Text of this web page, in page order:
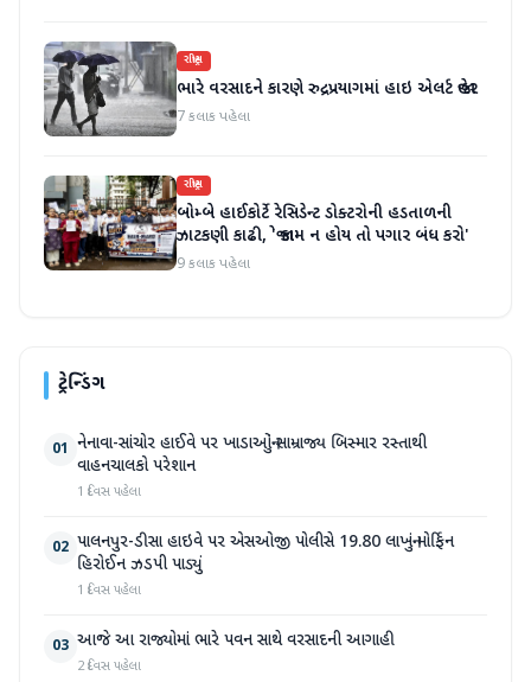
રાષ્ટ્રીય
ભારે વરસાદને કારણે રુદ્રપ્રયાગમાં હાઇ એલર્ટ જાહેર
7 કલાક પહેલા
રાષ્ટ્રીય
બોમ્બે હાઈકોર્ટે રેસિડેન્ટ ડોક્ટરોની હડતાળની
ઝાટકણી કાઢી, 'જો કામ ન હોય તો પગાર બંધ કરો'
9 કલાક પહેલા
ટ્રેન્ડિંગ
01 નેનાવા-સાંચોર હાઈવે પર ખાડાઓનું સામ્રાજ્ય બિસ્માર રસ્તાથી
વાહનચાલકો પરેશાન
1 દિવસ પહેલા
02 પાલનપુર-ડીસા હાઇવે પર એસઓજી પોલીસે 19.80 લાખનું મોર્ફિન
હિરોઈન ઝડપી પાડ્યું
1 દિવસ પહેલા
03 આજે આ રાજ્યોમાં ભારે પવન સાથે વરસાદની આગાહી
2 દિવસ પહેલા